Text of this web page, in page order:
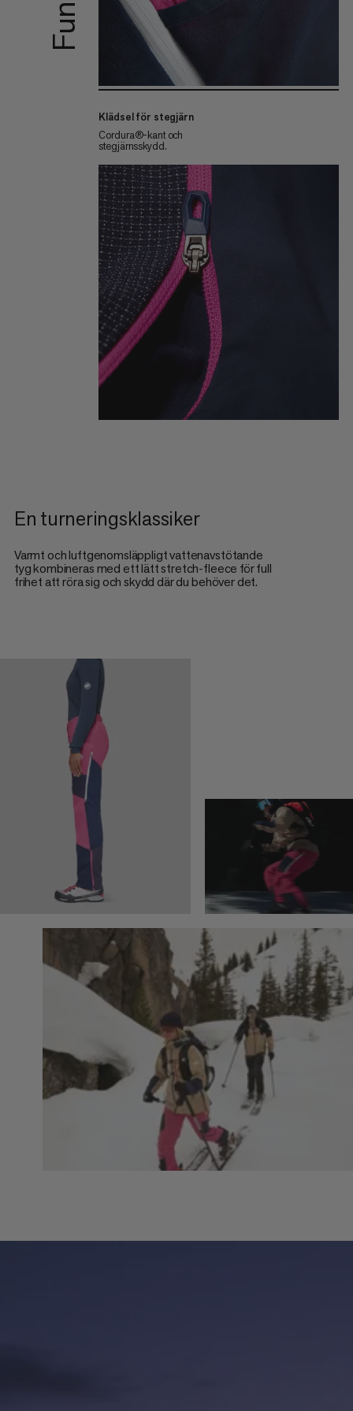
Klädsel för stegjärn
Cordura®-kant och
stegjärnsskydd.
En turneringsklassiker
Varmt och luftgenomsläppligt vattenavstötande
tyg kombineras med ett lätt stretch-fleece för full
frihet att röra sig och skydd där du behöver det.